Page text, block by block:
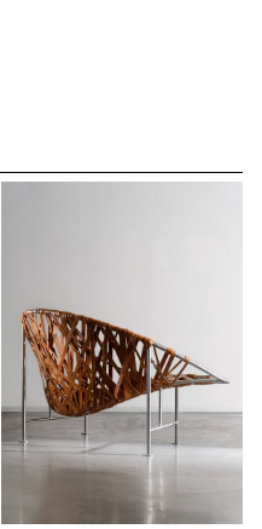
composition. Influencé par mon
ces pièces créent un équilibre
entre solidité, douceur et
élégance.